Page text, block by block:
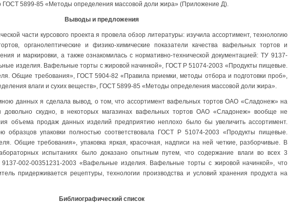
ГОСТ 5899-85 «Методы определения массовой доли жира» (Приложение Д).
Выводы и предложения
части курсового проекта я провела обзор литературы: изучила ассортимент, технологию
органолептические и физико-химические показатели качества вафельных тортов и
и маркировки, а также ознакомилась с нормативно-технической документацией: ТУ 9137-
изделия. Вафельные торты с жировой начинкой», ГОСТ Р 51074-2003 «Продукты пищевые.
Общие требования», ГОСТ 5904-82 «Правила приемки, методы отбора и подготовки проб»,
влаги и сухих веществ», ГОСТ 5899-85 «Методы определения массовой доли жира».
данных я сделала вывод, о том, что ассортимент вафельных тортов ОАО «Сладонеж» на
довольно скудно, в некоторых магазинах вафельных тортов ОАО «Сладонеж» вообще не
объема продаж данных изделий предприятию неплохо было бы увеличить ассортимент.
образцов упаковки полностью соответствовала ГОСТ Р 51074-2003 «Продукты пищевые.
Общие требования», упаковка яркая, красочная, надписи на ней четкие, разборчивые. В
испытаниях было доказано опытным путем, что содержание влаги во всех 3
9137-002-00351231-2003 «Вафельные изделия. Вафельные торты с жировой начинкой», что
придерживается рецептуры, технологии производства и условий хранения продукта на
Библиографический список